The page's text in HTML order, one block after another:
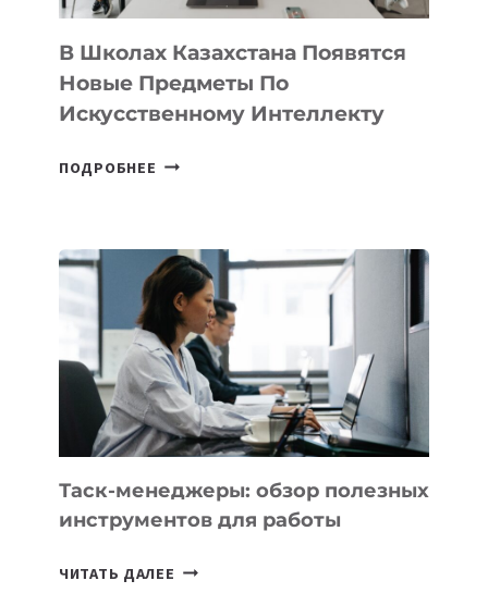
ДЛЯ
ТЕХНОЛОГИЧЕСКИХ
В Школах Казахстана Появятся
Новые Предметы По
Искусственному Интеллекту
ПОДРОБНЕЕ В
НОВЫЕ
ПРЕДМЕТЫ
ПО
ИСКУССТВЕННОМУ
ИНТЕЛЛЕКТУ
Таск-менеджеры: обзор полезных
инструментов для работы
ЧИТАТЬ ДАЛЕЕ ТАСК-